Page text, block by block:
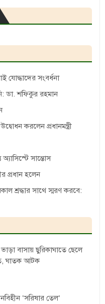
যোদ্ধাদের সংবর্ধনা
ডা. শফিকুর রহমান
করলেন প্রধানমন্ত্রী
অ্যাসিস্টে সান্তোস
প্রধান হলেন
শ্রদ্ধার সাথে স্মরণ করবে:
বাসায় ছুরিকাঘাতে ছেলে
ঘাতক আটক
‘সরিষার তেল’